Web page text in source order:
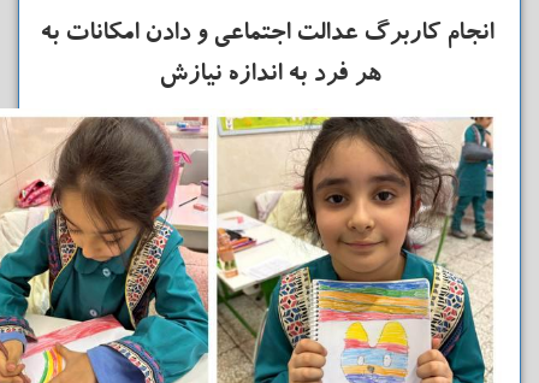
انجام کاربرگ عدالت اجتماعی و دادن امکانات به
هر فرد به اندازه نیازش